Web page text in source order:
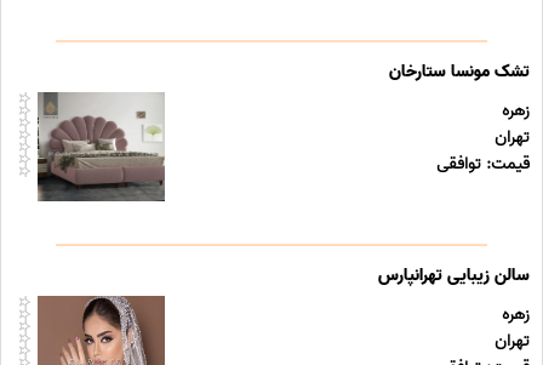
تشک مونسا ستارخان
زهره
تهران
قیمت: توافقی
سالن زیبایی تهرانپارس
زهره
تهران